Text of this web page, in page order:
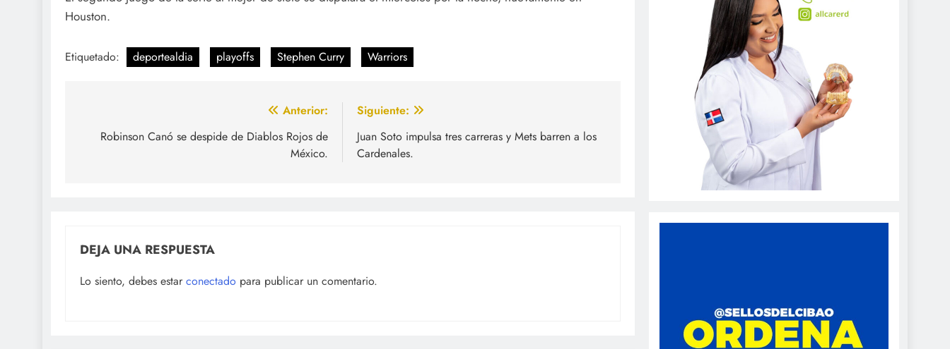
Houston.
Etiquetado: deportealdia playoffs Stephen Curry Warriors
Anterior:
Robinson Canó se despide de Diablos Rojos de
México.
Siguiente:
Juan Soto impulsa tres carreras y Mets barren a los
Cardenales.
DEJA UNA RESPUESTA
Lo siento, debes estar conectado para publicar un comentario.